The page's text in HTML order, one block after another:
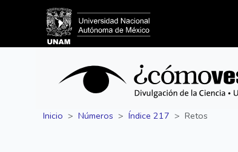
Inicio Números Índice 217 Retos